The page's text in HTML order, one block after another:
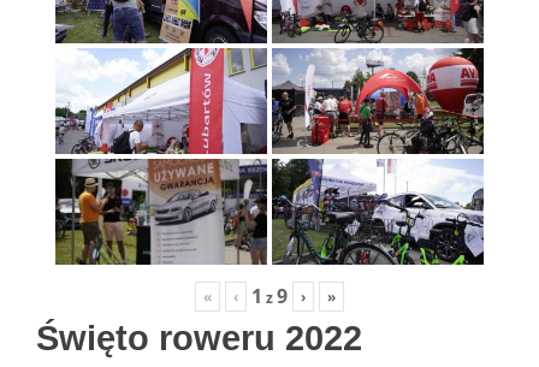
« ‹ 1 z9 › »
Święto roweru 2022